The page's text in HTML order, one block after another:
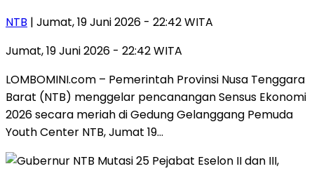
NTB | Jumat, 19 Juni 2026 - 22:42 WITA
Jumat, 19 Juni 2026 - 22:42 WITA
LOMBOMINI.com – Pemerintah Provinsi Nusa Tenggara
Barat (NTB) menggelar pencanangan Sensus Ekonomi
2026 secara meriah di Gedung Gelanggang Pemuda
Youth Center NTB, Jumat 19…